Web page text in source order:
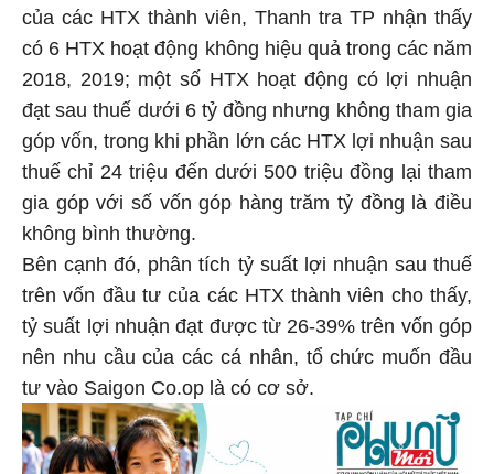
của các HTX thành viên, Thanh tra TP nhận thấy
có 6 HTX hoạt động không hiệu quả trong các năm
2018, 2019; một số HTX hoạt động có lợi nhuận
đạt sau thuế dưới 6 tỷ đồng nhưng không tham gia
góp vốn, trong khi phần lớn các HTX lợi nhuận sau
thuế chỉ 24 triệu đến dưới 500 triệu đồng lại tham
gia góp với số vốn góp hàng trăm tỷ đồng là điều
không bình thường.
Bên cạnh đó, phân tích tỷ suất lợi nhuận sau thuế
trên vốn đầu tư của các HTX thành viên cho thấy,
tỷ suất lợi nhuận đạt được từ 26-39% trên vốn góp
nên nhu cầu của các cá nhân, tổ chức muốn đầu
tư vào Saigon Co.op là có cơ sở.